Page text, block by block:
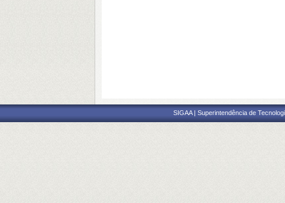
SIGAA | Superintendência de